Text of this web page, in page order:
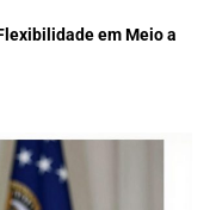
em Meio a